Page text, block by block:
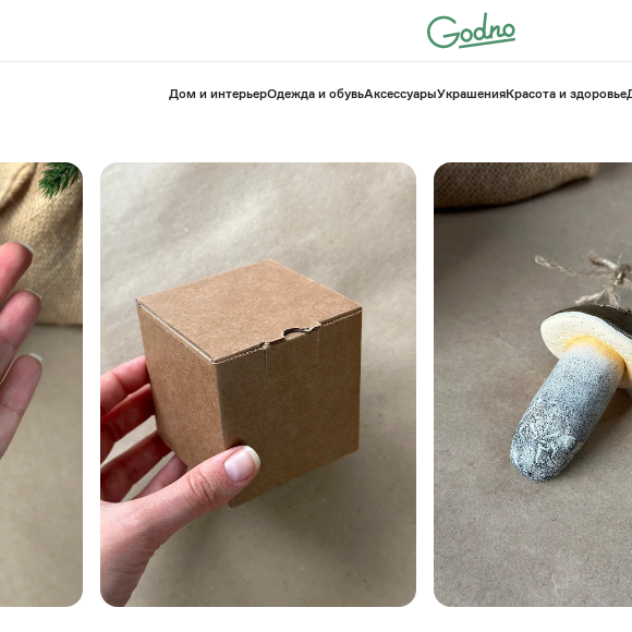
⁠Дом и интерьерОдежда и обувьАксессуарыУкрашенияКрасота и здоровье